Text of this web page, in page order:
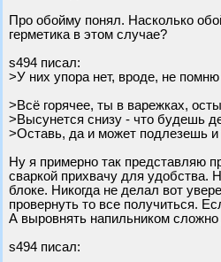
Про обойму понял. Насколько
герметика в этом случае?
s494 писал:
>У них упора нет, вроде, не
>Всё горячее, ты в варежках,
>Высунется снизу - что будешь
>Оставь, да и может подлезешь
Ну я примерно так представляю
сваркой прихвачу для удобства.
блоке. Никогда не делал вот
провернуть то все получиться.
А выровнять напильником
s494 писал: